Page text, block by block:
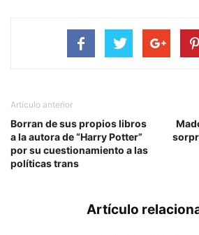
Artículo anterior
Borran de sus propios libros
a la autora de “Harry Potter”
por su cuestionamiento a las
políticas trans
Artículo